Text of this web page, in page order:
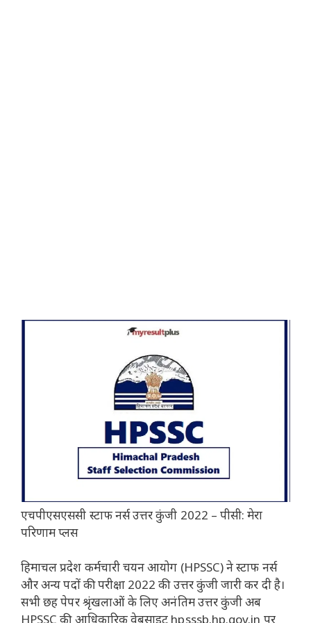
एचपीएसएससी स्टाफ नर्स उत्तर कुंजी 2022 – पीसी: मेरा
परिणाम प्लस
हिमाचल प्रदेश कर्मचारी चयन आयोग (HPSSC) ने स्टाफ नर्स
और अन्य पदों की परीक्षा 2022 की उत्तर कुंजी जारी कर दी है।
सभी छह पेपर श्रृंखलाओं के लिए अनंतिम उत्तर कुंजी अब
HPSSC की आधिकारिक वेबसाइट hpsssb.hp.gov.in पर